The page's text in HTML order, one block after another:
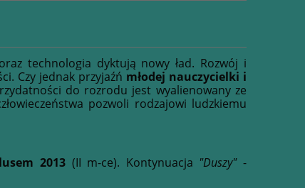
technologia dyktują nowy ład. Rozwój i
Czy jednak przyjaźń młodej nauczycielki i
do rozrodu jest wyalienowany ze
pozwoli rodzajowi ludzkiemu
2013(II m-ce). Kontynuacja "Duszy"-